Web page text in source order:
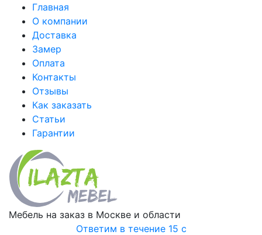
Главная
О компании
Доставка
Замер
Оплата
Контакты
Отзывы
Как заказать
Статьи
Гарантии
Мебель на заказ в Москве и области
Ответим в течение 15 с